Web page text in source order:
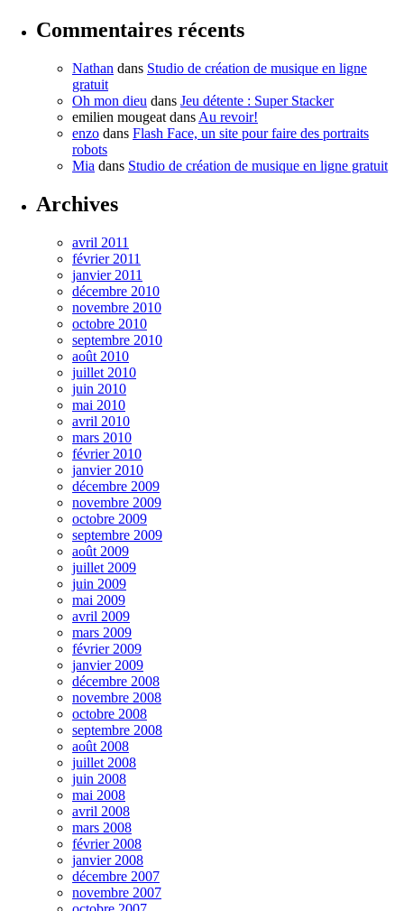
Commentaires récents
Nathan dans Studio de création de musique en ligne
gratuit
Oh mon dieu dans Jeu détente : Super Stacker
emilien mougeat dans Au revoir!
enzo dans Flash Face, un site pour faire des portraits
robots
Mia dans Studio de création de musique en ligne gratuit
Archives
avril 2011
février 2011
janvier 2011
décembre 2010
novembre 2010
octobre 2010
septembre 2010
août 2010
juillet 2010
juin 2010
mai 2010
avril 2010
mars 2010
février 2010
janvier 2010
décembre 2009
novembre 2009
octobre 2009
septembre 2009
août 2009
juillet 2009
juin 2009
mai 2009
avril 2009
mars 2009
février 2009
janvier 2009
décembre 2008
novembre 2008
octobre 2008
septembre 2008
août 2008
juillet 2008
juin 2008
mai 2008
avril 2008
mars 2008
février 2008
janvier 2008
décembre 2007
novembre 2007